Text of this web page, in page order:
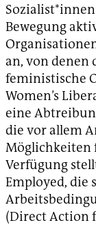
Bewegung
an, von denen
feministische
Women’s
eine
die vor allem
Möglichkeiten
Verfügung
Employed, die
(Direct Action